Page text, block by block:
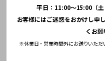
平日：11:00～15:00（土
お客様にはご迷惑をおかけし申
くお願
※休業日・営業時間外にお送りいただ